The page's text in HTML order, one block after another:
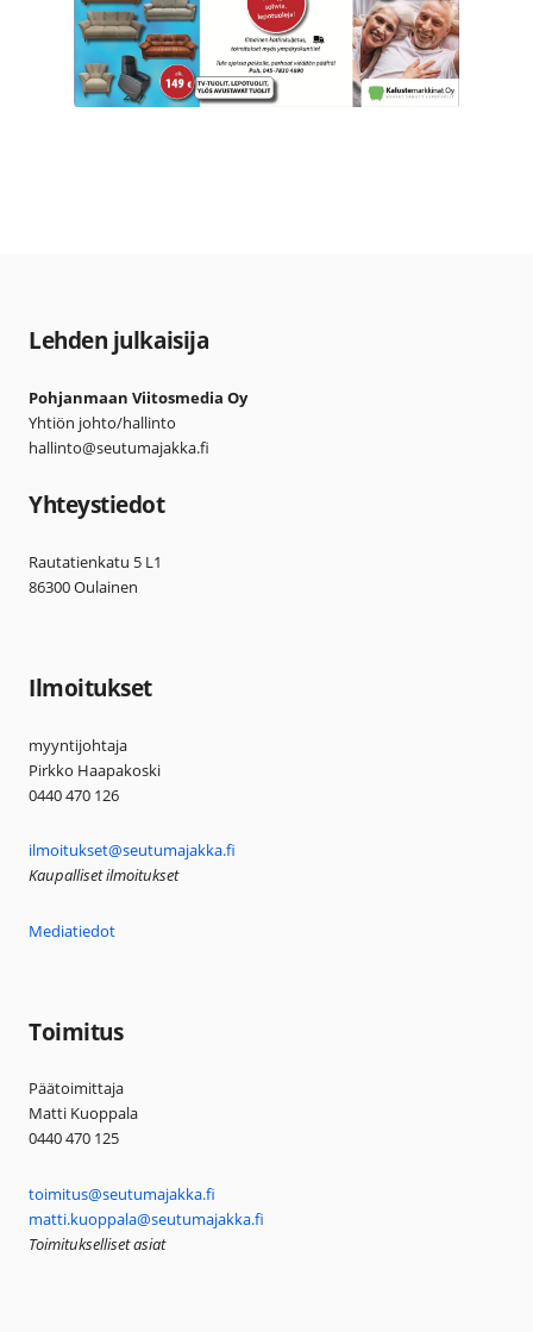
Lehden julkaisija
Pohjanmaan Viitosmedia Oy
Yhtiön johto/hallinto
hallinto@seutumajakka.fi
Yhteystiedot
Rautatienkatu 5 L1
86300 Oulainen
Ilmoitukset
myyntijohtaja
Pirkko Haapakoski
0440 470 126
ilmoitukset@seutumajakka.fi
Kaupalliset ilmoitukset
Mediatiedot
Toimitus
Päätoimittaja
Matti Kuoppala
0440 470 125
toimitus@seutumajakka.fi
matti.kuoppala@seutumajakka.fi
Toimitukselliset asiat